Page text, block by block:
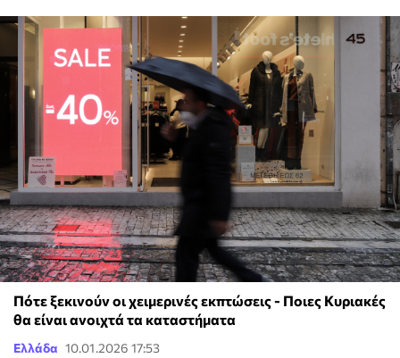
Πότε ξεκινούν οι χειμερινές εκπτώσεις - Ποιες Κυριακές
θα είναι ανοιχτά τα καταστήματα
Ελλάδα 10.01.2026 17:53